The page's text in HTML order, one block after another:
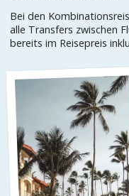
Bei den
alle Transfers zwischen
bereits im Reisepreis